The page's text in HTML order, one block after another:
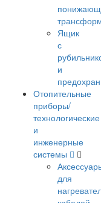
Ящик
с
и
Отопительные
приборы/
технологические
и
инженерные
системы
для